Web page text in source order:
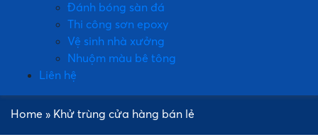
Đánh bóng sàn đá
Thi công sơn epoxy
Vệ sinh nhà xưởng
Nhuộm màu bê tông
Liên hệ
Home » Khử trùng cửa hàng bán lẻ